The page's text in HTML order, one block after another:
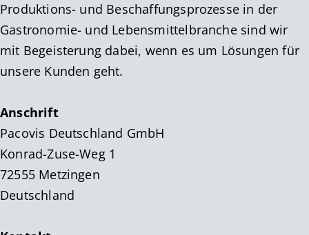
Produktions- und Beschaffungsprozesse in der
Gastronomie- und Lebensmittelbranche sind wir
mit Begeisterung dabei, wenn es um Lösungen für
unsere Kunden geht.
Anschrift
Pacovis Deutschland GmbH
Konrad-Zuse-Weg 1
72555 Metzingen
Deutschland